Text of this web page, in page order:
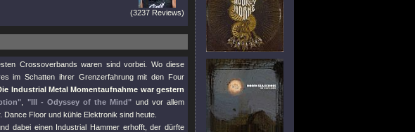
(3237 Reviews)
Crossoverbands waren sind vorbei. Wo diese
im Schatten ihrer Grenzerfahrung mit den Four
Industrial Metal Momentaufnahme war gestern
"III - Odyssey of the Mind" und vor allem
Floor und kühle Elektronik sind heute.
dabei einen Industrial Hammer erhofft, der dürfte